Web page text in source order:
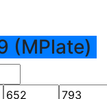
(MPlate)